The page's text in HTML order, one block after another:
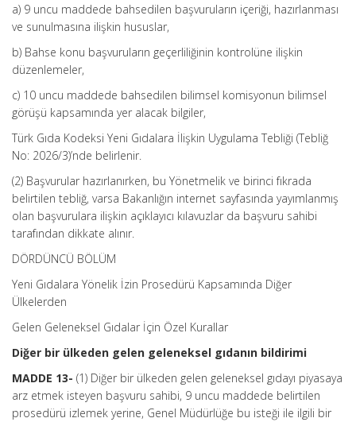
a) 9 uncu maddede bahsedilen başvuruların içeriği, hazırlanması
ve sunulmasına ilişkin hususlar,
b) Bahse konu başvuruların geçerliliğinin kontrolüne ilişkin
düzenlemeler,
c) 10 uncu maddede bahsedilen bilimsel komisyonun bilimsel
görüşü kapsamında yer alacak bilgiler,
Türk Gıda Kodeksi Yeni Gıdalara İlişkin Uygulama Tebliği (Tebliğ
No: 2026/3)’nde belirlenir.
(2) Başvurular hazırlanırken, bu Yönetmelik ve birinci fıkrada
belirtilen tebliğ, varsa Bakanlığın internet sayfasında yayımlanmış
olan başvurulara ilişkin açıklayıcı kılavuzlar da başvuru sahibi
tarafından dikkate alınır.
DÖRDÜNCÜ BÖLÜM
Yeni Gıdalara Yönelik İzin Prosedürü Kapsamında Diğer
Ülkelerden
Gelen Geleneksel Gıdalar İçin Özel Kurallar
Diğer bir ülkeden gelen geleneksel gıdanın bildirimi
MADDE 13- (1) Diğer bir ülkeden gelen geleneksel gıdayı piyasaya
arz etmek isteyen başvuru sahibi, 9 uncu maddede belirtilen
prosedürü izlemek yerine, Genel Müdürlüğe bu isteği ile ilgili bir